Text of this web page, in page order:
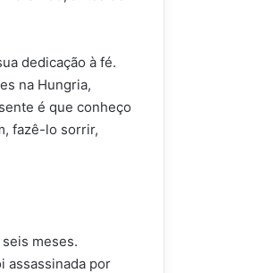
dedicação à fé.
na Hungria,
é que conheço
fazê-lo sorrir,
meses.
assassinada por